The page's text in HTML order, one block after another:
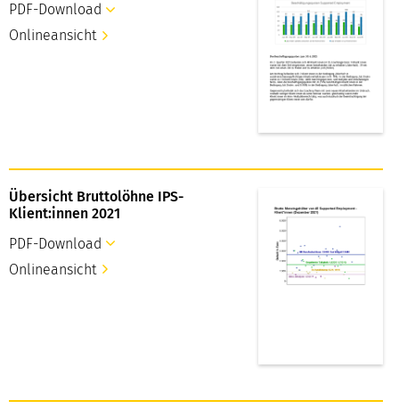
PDF-Download
Onlineansicht
Übersicht Bruttolöhne IPS-
Klient:innen 2021
PDF-Download
Onlineansicht